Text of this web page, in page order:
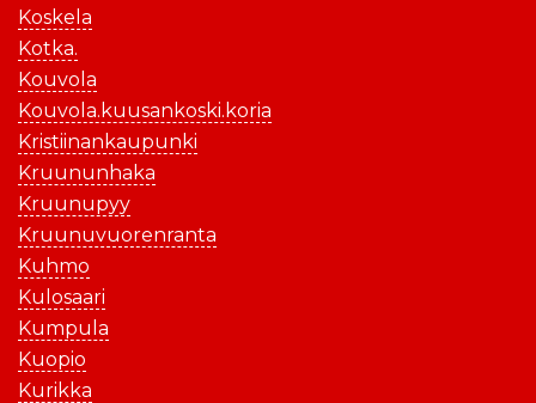
Koskela
Kotka.
Kouvola
Kouvola.kuusankoski.koria
Kristiinankaupunki
Kruununhaka
Kruunupyy
Kruunuvuorenranta
Kuhmo
Kulosaari
Kumpula
Kuopio
Kurikka